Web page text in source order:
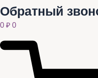
Обратный
0 ₽ 0